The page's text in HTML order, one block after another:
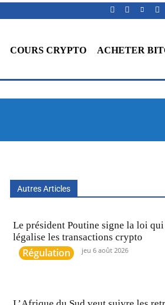
COURS CRYPTO ACHETER
Autres Articles
Le président Poutine signe la loi qui
légalise les transactions crypto
Régulation jeu 6 août 2026